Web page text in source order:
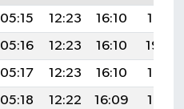
05:15 12:23 16:10
19:21
05:16 12:23 16:10
19:20
05:17 12:23 16:10
19:18
05:18 12:22 16:09
19:17